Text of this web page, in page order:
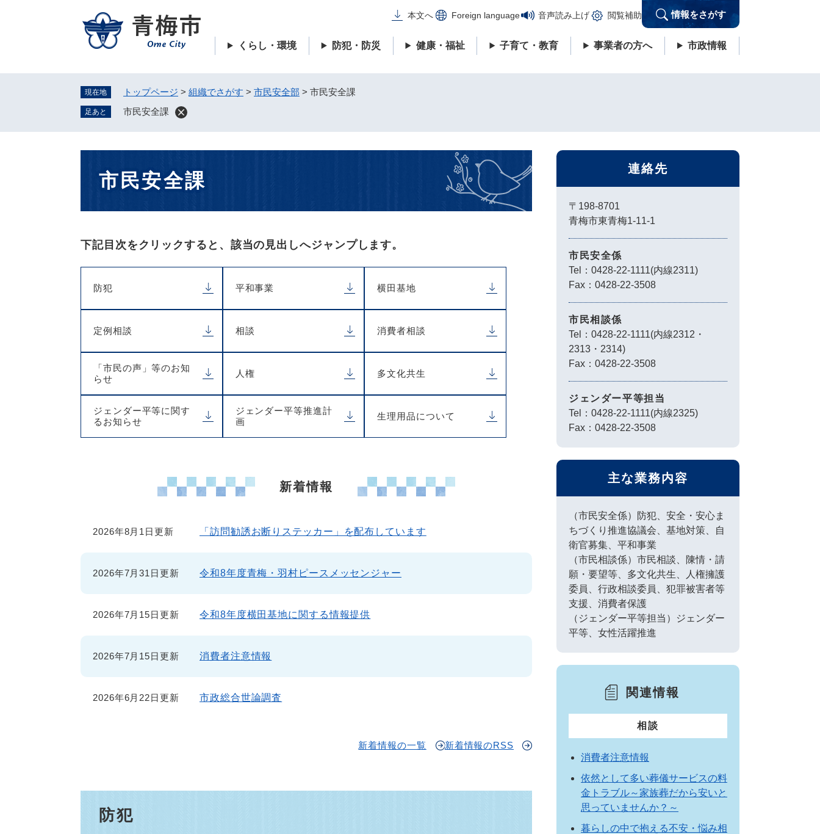
メニューを飛ばして本文へ
本文へ Foreign language 音声読み上げ 閲覧補助 情報をさがす
くらし・環境 防犯・防災 健康・福祉 子育て・教育 事業者の方へ 市政情報
現在地 トップページ > 組織でさがす > 市民安全部 > 市民安全課
足あと 市民安全課
市民安全課
下記目次をクリックすると、該当の見出しへジャンプします。
防犯 平和事業 横田基地
定例相談 相談 消費者相談
「市民の声」等のお知
らせ
人権 多文化共生
ジェンダー平等に関す
るお知らせ
ジェンダー平等推進計
画
生理用品について
新着情報
2026年8月1日更新 「訪問勧誘お断りステッカー」を配布しています
2026年7月31日更新 令和8年度青梅・羽村ピースメッセンジャー
2026年7月15日更新 令和8年度横田基地に関する情報提供
2026年7月15日更新 消費者注意情報
2026年6月22日更新 市政総合世論調査
新着情報の一覧 新着情報のRSS
防犯
連絡先
〒198-8701
青梅市東青梅1-11-1
市民安全係
Tel：0428-22-1111(内線2311)
Fax：0428-22-3508
市民相談係
Tel：0428-22-1111(内線2312・
2313・2314)
Fax：0428-22-3508
ジェンダー平等担当
Tel：0428-22-1111(内線2325)
Fax：0428-22-3508
主な業務内容
（市民安全係）防犯、安全・安心ま
ちづくり推進協議会、基地対策、自
衛官募集、平和事業
（市民相談係）市民相談、陳情・請
願・要望等、多文化共生、人権擁護
委員、行政相談委員、犯罪被害者等
支援、消費者保護
（ジェンダー平等担当）ジェンダー
平等、女性活躍推進
関連情報
相談
消費者注意情報
依然として多い葬儀サービスの料
金トラブル～家族葬だから安いと
思っていませんか？～
暮らしの中で抱える不安・悩み相